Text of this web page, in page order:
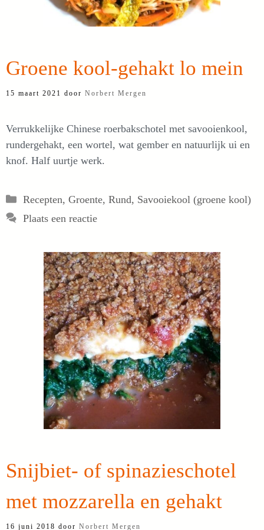
Groene kool-gehakt lo mein
15 maart 2021 door Norbert Mergen
Verrukkelijke Chinese roerbakschotel met savooienkool,
rundergehakt, een wortel, wat gember en natuurlijk ui en
knof. Half uurtje werk.
Categorieën
Recepten, Groente, Rund, Savooiekool (groene kool)
Plaats een reactie
Snijbiet- of spinazieschotel
met mozzarella en gehakt
16 juni 2018 door Norbert Mergen